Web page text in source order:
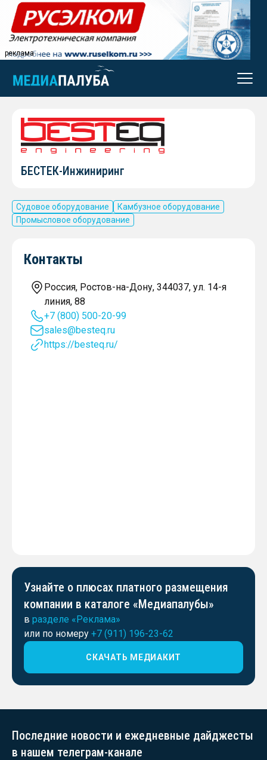
реклама
БЕСТЕК-Инжиниринг
Судовое оборудование
Камбузное оборудование
Промысловое оборудование
Контакты
Россия, Ростов-на-Дону, 344037, ул. 14-я
линия, 88
+7 (800) 500-20-99
sales@besteq.ru
https://besteq.ru/
Узнайте о плюсах платного размещения
компании в каталоге «Медиапалубы»
в разделе «Реклама»
или по номеру +7 (911) 196-23-62
СКАЧАТЬ МЕДИАКИТ
Последние новости и ежедневные дайджесты
в нашем телеграм-канале